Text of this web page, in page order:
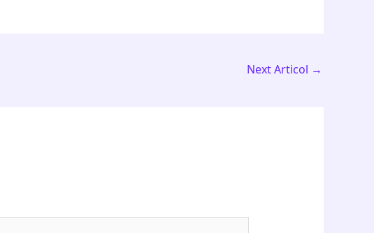
Next Articol →